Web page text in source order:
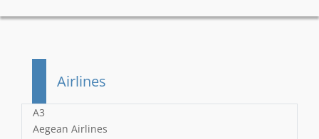
Airlines
A3
Aegean Airlines